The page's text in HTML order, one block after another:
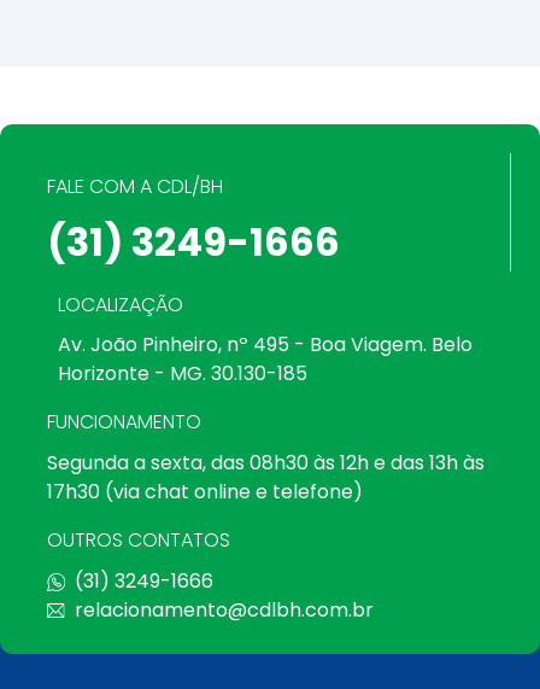
FALE COM A CDL/BH
(31) 3249-1666
LOCALIZAÇÃO
Av. João Pinheiro, nº 495 - Boa Viagem. Belo
Horizonte - MG. 30.130-185
FUNCIONAMENTO
Segunda a sexta, das 08h30 às 12h e das 13h às
17h30 (via chat online e telefone)
OUTROS CONTATOS
(31) 3249-1666
relacionamento@cdlbh.com.br